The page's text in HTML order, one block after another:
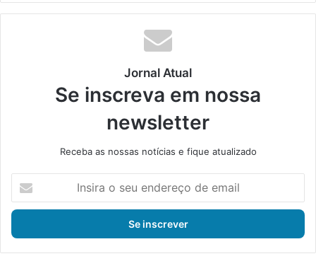
te
bo
ok
din ub
ra
Jornal Atual
Se inscreva em nossa
newsletter
Receba as nossas notícias e fique atualizado
s
r
a